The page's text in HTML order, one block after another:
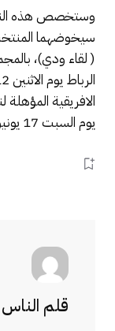
وستخصص هذه
سيخوضهما
( لقاء ودي)،
الافريقية
يوم السبت 17 يونيو 2023
قلم الناس